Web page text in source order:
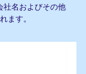
名およびその他
ます。